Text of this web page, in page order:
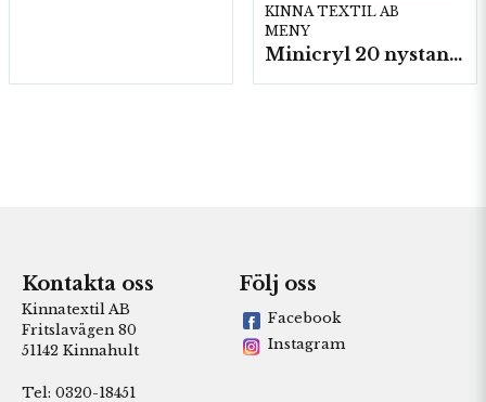
KINNA TEXTIL AB
MENY
Minicryl 20 nystan a25g./fp.
Kontakta oss
Kinnatextil AB
Fritslavägen 80
51142 Kinnahult
Tel: 0320-18451
Följ oss
Facebook
Instagram